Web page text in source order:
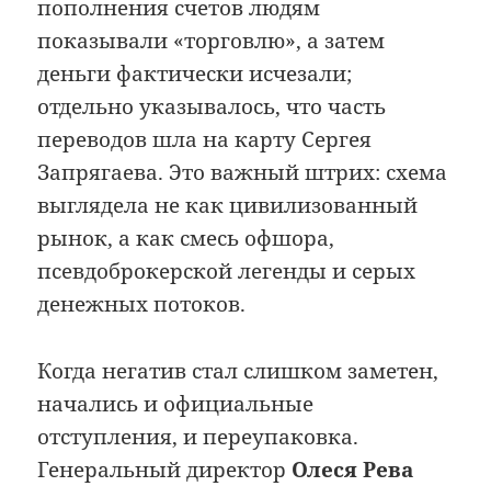
пополнения счетов людям
показывали «торговлю», а затем
деньги фактически исчезали;
отдельно указывалось, что часть
переводов шла на карту Сергея
Запрягаева. Это важный штрих: схема
выглядела не как цивилизованный
рынок, а как смесь офшора,
псевдоброкерской легенды и серых
денежных потоков.
Когда негатив стал слишком заметен,
начались и официальные
отступления, и переупаковка.
Генеральный директор Олеся Рева